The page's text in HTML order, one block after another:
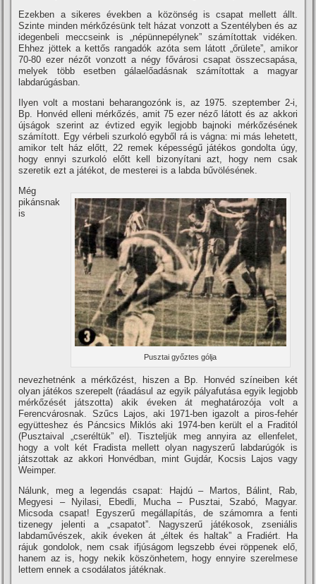
Ezekben a sikeres években a közönség is csapat mellett állt.
Szinte minden mérkőzésünk telt házat vonzott a Szentélyben és az
idegenbeli meccseink is „népünnepélynek” számí­tottak vidéken.
Ehhez jöttek a kettős rangadók azóta sem látott „őrülete”, amikor
70-80 ezer nézőt vonzott a négy fővárosi csapat összecsapása,
melyek több esetben gálaelőadásnak számí­tottak a magyar
labdarúgásban.
Ilyen volt a mostani beharangozónk is, az 1975. szeptember 2-i,
Bp. Honvéd elleni mérkőzés, amit 75 ezer néző látott és az akkori
újságok szerint az évtized egyik legjobb bajnoki mérkőzésének
számí­tott. Egy vérbeli szurkoló egyből rá is vágna: mi más lehetett,
amikor telt ház előtt, 22 remek képességű játékos gondolta úgy,
hogy ennyi szurkoló előtt kell bizonyí­tani azt, hogy nem csak
szeretik ezt a játékot, de mesterei is a labda bűvölésének.
Pusztai győztes gólja
Még
pikánsnak
is
nevezhetnénk a mérkőzést, hiszen a Bp. Honvéd szí­neiben két
olyan játékos szerepelt (ráadásul az egyik pályafutása egyik legjobb
mérkőzését játszotta) akik éveken át meghatározója volt a
Ferencvárosnak. Szűcs Lajos, aki 1971-ben igazolt a piros-fehér
együtteshez és Páncsics Miklós aki 1974-ben került el a Fraditól
(Pusztaival „cseréltük” el). Tiszteljük meg annyira az ellenfelet,
hogy a volt két Fradista mellett olyan nagyszerű labdarúgók is
játszottak az akkori Honvédban, mint Gujdár, Kocsis Lajos vagy
Weimper.
Nálunk, meg a legendás csapat: Hajdú – Martos, Bálint, Rab,
Megyesi – Nyilasi, Ebedli, Mucha – Pusztai, Szabó, Magyar.
Micsoda csapat! Egyszerű megállapí­tás, de számomra a fenti
tizenegy jelenti a „csapatot”. Nagyszerű játékosok, zseniális
labdaművészek, akik éveken át „éltek és haltak” a Fradiért. Ha
rájuk gondolok, nem csak ifjúságom legszebb évei röppenek elő,
hanem az is, hogy nekik köszönhetem, hogy ennyire szerelmese
lettem ennek a csodálatos játéknak.